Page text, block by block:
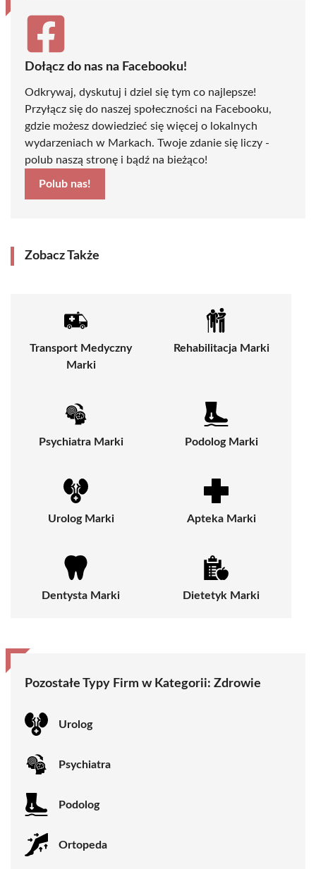
Dołącz do nas na Facebooku!
Odkrywaj, dyskutuj i dziel się tym co najlepsze!
Przyłącz się do naszej społeczności na Facebooku,
gdzie możesz dowiedzieć się więcej o lokalnych
wydarzeniach w Markach. Twoje zdanie się liczy -
polub naszą stronę i bądź na bieżąco!
Polub nas!
Zobacz Także
Transport Medyczny
Marki
Rehabilitacja Marki
Psychiatra Marki Podolog Marki
Urolog Marki Apteka Marki
Dentysta Marki Dietetyk Marki
Pozostałe Typy Firm w Kategorii: Zdrowie
Urolog
Psychiatra
Podolog
Ortopeda